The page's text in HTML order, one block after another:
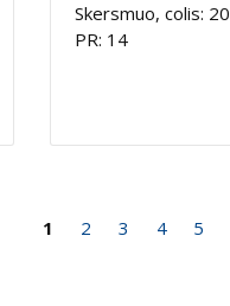
Skersmuo, colis: 20
PR: 14
1 2 3 4 5